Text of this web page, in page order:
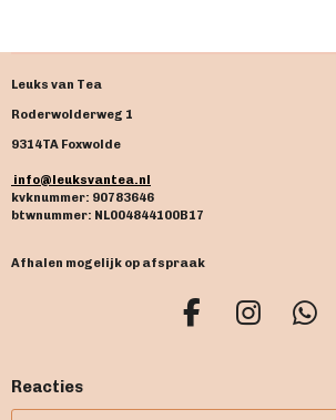
Leuks van Tea
Roderwolderweg 1
9314TA Foxwolde
info@leuksvantea.nl
kvknummer: 90783646
btwnummer: NL004844100B17
Afhalen mogelijk op afspraak
F
e
I
t
W
t
Reacties